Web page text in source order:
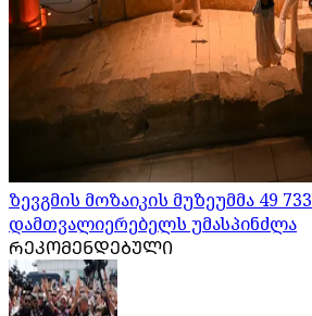
ზევგმის მოზაიკის მუზეუმმა 49 733
დამთვალიერებელს უმასპინძლა
ᲠᲔᲙᲝᲛᲔᲜᲓᲔᲑᲣᲚᲘ